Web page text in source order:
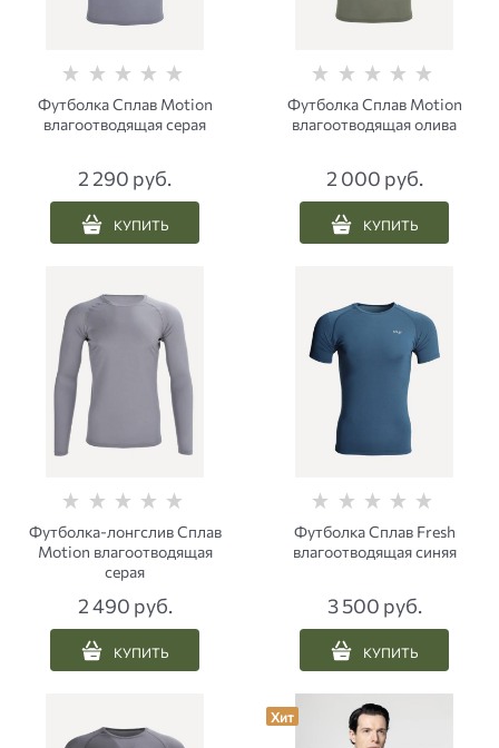
Футболка Сплав Motion
влагоотводящая серая
2 290 руб.
КУПИТЬ
Футболка Сплав Motion
влагоотводящая олива
2 000 руб.
КУПИТЬ
Футболка-лонгслив Сплав
Motion влагоотводящая
серая
2 490 руб.
КУПИТЬ
Футболка Сплав Fresh
влагоотводящая синяя
3 500 руб.
КУПИТЬ
Хит